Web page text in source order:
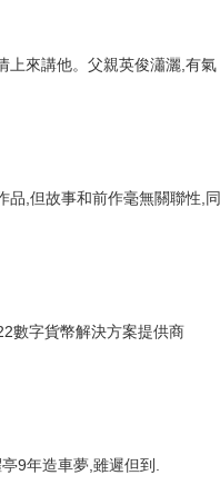
上來講他。父親英俊瀟灑,有氣
品,但故事和前作毫無關聯性,同
數字貨幣解決方案提供商
9年造車夢,雖遲但到.